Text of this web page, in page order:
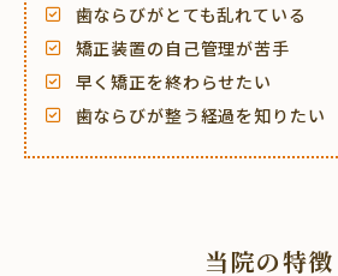
歯ならびがとても乱れている
矯正装置の自己管理が苦手
早く矯正を終わらせたい
歯ならびが整う経過を知りたい
当院の特徴